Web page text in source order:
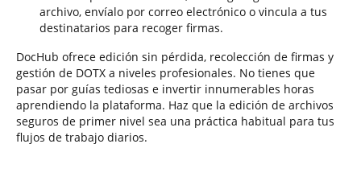
archivo, envíalo por correo electrónico o vincula a tus
destinatarios para recoger firmas.
DocHub ofrece edición sin pérdida, recolección de firmas y
gestión de DOTX a niveles profesionales. No tienes que
pasar por guías tediosas e invertir innumerables horas
aprendiendo la plataforma. Haz que la edición de archivos
seguros de primer nivel sea una práctica habitual para tus
flujos de trabajo diarios.